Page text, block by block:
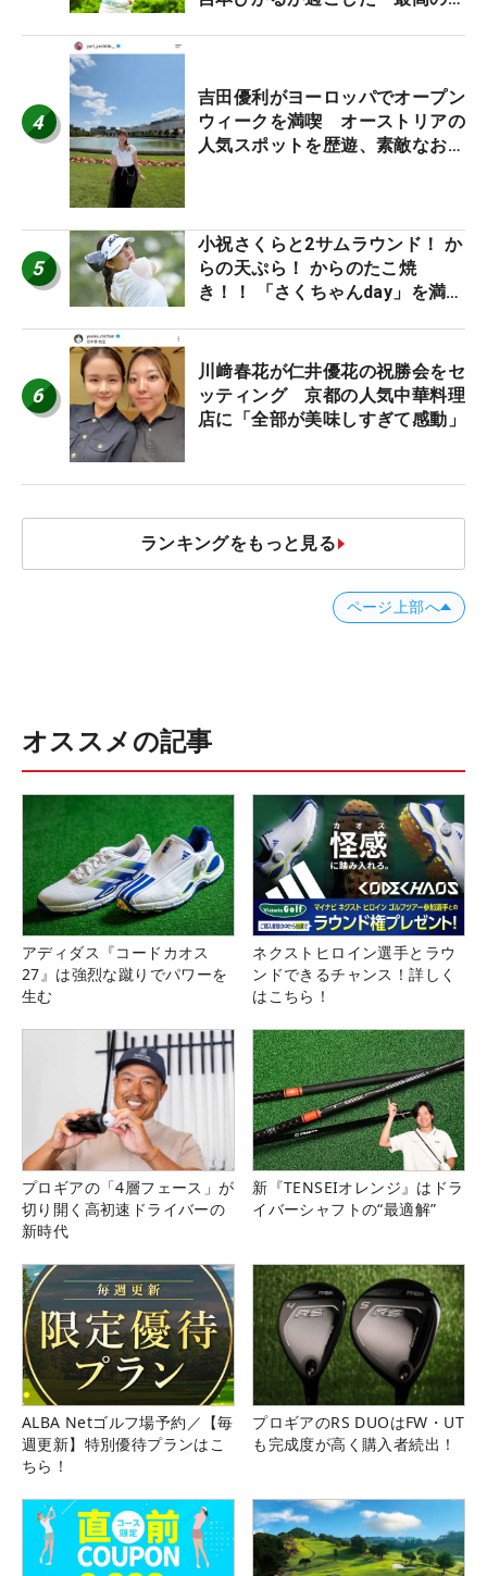
4
吉田優利がヨーロッパでオープン
ウィークを満喫 オーストリアの
人気スポットを歴遊、素敵なお土
5
小祝さくらと2サムラウンド！ か
らの天ぷら！ からのたこ焼
き！！ 「さくちゃんday」を満喫
6
川﨑春花が仁井優花の祝勝会をセ
ッティング 京都の人気中華料理
店に「全部が美味しすぎて感動」
ランキングをもっと見る
ページ上部へ
オススメの記事
アディダス『コードカオス
27』は強烈な蹴りでパワーを
生む
ネクストヒロイン選手とラウ
ンドできるチャンス！詳しく
はこちら！
プロギアの「4層フェース」が
切り開く高初速ドライバーの
新時代
新『TENSEIオレンジ』はドラ
イバーシャフトの“最適解”
ALBA Netゴルフ場予約／【毎
週更新】特別優待プランはこ
ちら！
プロギアのRS DUOはFW・UT
も完成度が高く購入者続出！